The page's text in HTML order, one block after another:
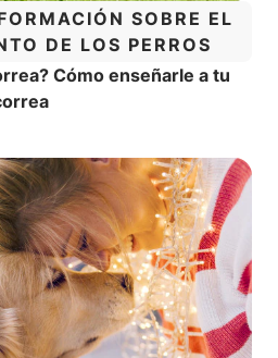
SOBRE EL
DE LOS PERROS
Cómo enseñarle a tu